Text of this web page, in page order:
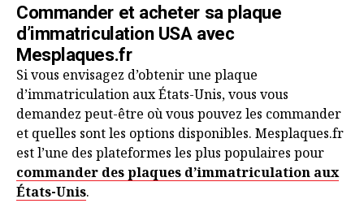
Commander et acheter sa plaque
d’immatriculation USA avec
Mesplaques.fr
Si vous envisagez d’obtenir une plaque
d’immatriculation aux États-Unis, vous vous
demandez peut-être où vous pouvez les commander
et quelles sont les options disponibles. Mesplaques.fr
est l’une des plateformes les plus populaires pour
commander des plaques d’immatriculation aux
États-Unis.